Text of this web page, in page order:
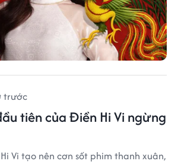
trước
tiên của Điền Hi Vi ngừng
Vi tạo nên cơn sốt phim thanh xuân,